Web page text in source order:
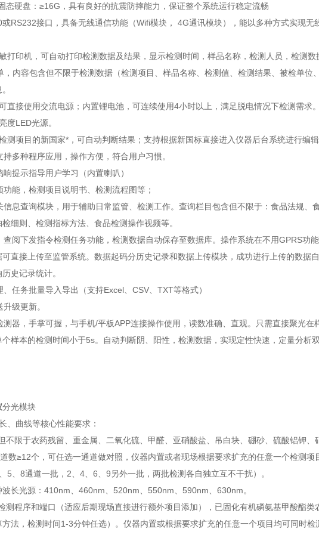
态硬盘：≥16G，具有良好的抗震防摔能力，保证整个系统运行稳定流畅
RS232接口，具备无线通信功能（Wifi模块， 4G通讯模块），能以多种方式实现无
打印机，可自动打印检测数据及结果，显示检测时间，样品名称，检测人员，检测
，内容包含但不限于检测数据（检测项目、样品名称、检测值、检测结果、被检单位
直接使用交流电源；内置锂电池，可连续使用4小时以上，满足脱电情况下检测需求。
度LED光源。
测项目的新国家*，可自动判断结果；支持根据新国标直接进入仪器后台系统进行编辑
多种程序应用，操作方便，符合用户习惯。
提示指导用户学习（内置喇叭）
能，检测项目说明书、检测流程图等；
信息查询模块，用于辅助日常监管、检测工作。查询栏目包含但不限于：食品法规、
细则、检测指标方法、食品检测操作视频等。
阅下发指令检测任务功能，检测数据自动保存至数据库。操作系统在不用GPRS功
直接上传至监管系统。数据起码分历史记录和数据上传模块，成功进行上传的数据
史记录统计。
任务批量导入导出（支持Excel、CSV、TXT等格式）
级更新。
器，手掌可握，与手机/平板APP连接操作使用，读数准确、直观。只需直接聚光在
个样本的检测时间小于5s。自动判断阴、阳性，检测数据，实现定性快速，定量分析
分光模块
、曲线等核心性能要求：
限于农药残留、重金属、二氧化硫、甲醛、亚硝酸盐、吊白块、硼砂、硫酸铝钾、
数≥12个，可任选一通道做对照，仪器内置或者现场根据要求扩充的任意一个检测
5、8通道一批，2、4、6、9另外一批，两批检测各自独立互不干扰）。
长光源：410nm、460nm、520nm、550nm、590nm、630nm。
程序和端口（适应后期现场直接进行额外项目添加），已固化有机磷氨基甲酸酯类
法，检测时间1-3分钟任选）。仪器内置或根据要求扩充的任意一个项目均可同时